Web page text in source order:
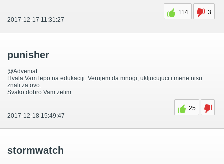
114
3
2017-12-17 11:31:27
punisher
@Adveniat
Hvala Vam lepo na edukaciji. Verujem da mnogi, ukljucujuci i mene nisu
znali za ovo.
Svako dobro Vam zelim.
25
2017-12-18 15:49:47
stormwatch